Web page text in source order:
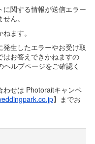
に関する情報が送信エラー
ん。
ます。
生したエラーやお受け取
はお答えできかねますの
ルプページをご確認く
わせは Photoraitキャンペ
】までお